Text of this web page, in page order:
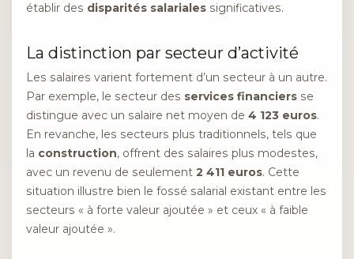
établir des disparités salariales significatives.
La distinction par secteur d’activité
Les salaires varient fortement d’un secteur à un autre.
Par exemple, le secteur des services financiers se
distingue avec un salaire net moyen de 4 123 euros.
En revanche, les secteurs plus traditionnels, tels que
la construction, offrent des salaires plus modestes,
avec un revenu de seulement 2 411 euros. Cette
situation illustre bien le fossé salarial existant entre les
secteurs « à forte valeur ajoutée » et ceux « à faible
valeur ajoutée ».